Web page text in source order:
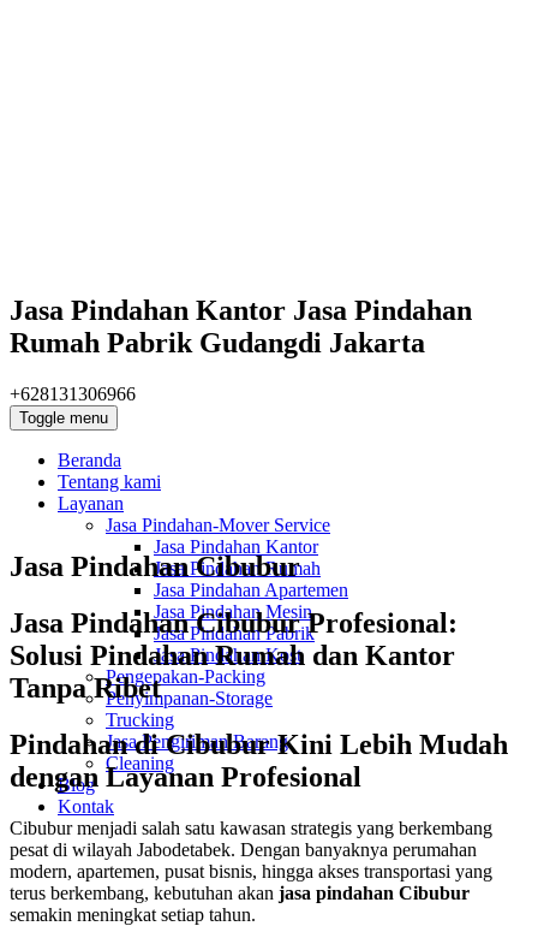
Jasa Pindahan Kantor Jasa Pindahan
Rumah Pabrik Gudangdi Jakarta
+628131306966
Toggle menu
Beranda
Tentang kami
Layanan
Jasa Pindahan-Mover Service
Jasa Pindahan Kantor
Jasa Pindahan Rumah
Jasa Pindahan Apartemen
Jasa Pindahan Mesin
Jasa Pindahan Pabrik
Jasa Pindahan Kost
Pengepakan-Packing
Penyimpanan-Storage
Trucking
Jasa Pengiriman Barang
Cleaning
Blog
Kontak
Jasa Pindahan Cibubur
Jasa Pindahan Cibubur Profesional:
Solusi Pindahan Rumah dan Kantor
Tanpa Ribet
Pindahan di Cibubur Kini Lebih Mudah
dengan Layanan Profesional
Cibubur menjadi salah satu kawasan strategis yang berkembang
pesat di wilayah Jabodetabek. Dengan banyaknya perumahan
modern, apartemen, pusat bisnis, hingga akses transportasi yang
terus berkembang, kebutuhan akan jasa pindahan Cibubur
semakin meningkat setiap tahun.